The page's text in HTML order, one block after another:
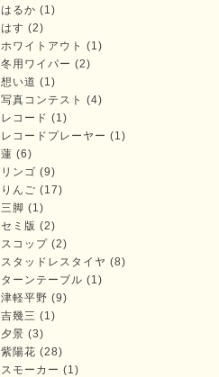
はるか (1)
はす (2)
ホワイトアウト (1)
冬用ワイパー (2)
想い道 (1)
写真コンテスト (4)
レコード (1)
レコードプレーヤー (1)
蓮 (6)
リンゴ (9)
りんご (17)
三脚 (1)
セミ版 (2)
スコップ (2)
スタッドレスタイヤ (8)
ターンテーブル (1)
津軽平野 (9)
吉幾三 (1)
夕景 (3)
紫陽花 (28)
スモーカー (1)